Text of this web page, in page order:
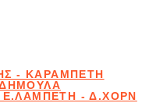
- ΚΑΡΑΜΠΈΤΗ
- Δ.ΧΟΡΝ